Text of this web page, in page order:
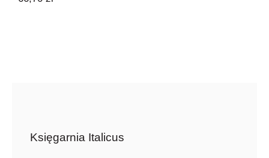
Księgarnia Italicus